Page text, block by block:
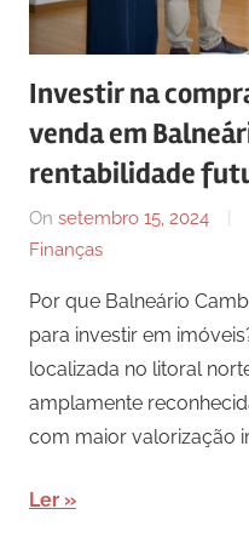
Investir na
venda em
rentabilidade
On setembro 15, 2024
Finanças
Por que Balneário
para investir em
localizada no litoral
amplamente
com maior valorização
Ler